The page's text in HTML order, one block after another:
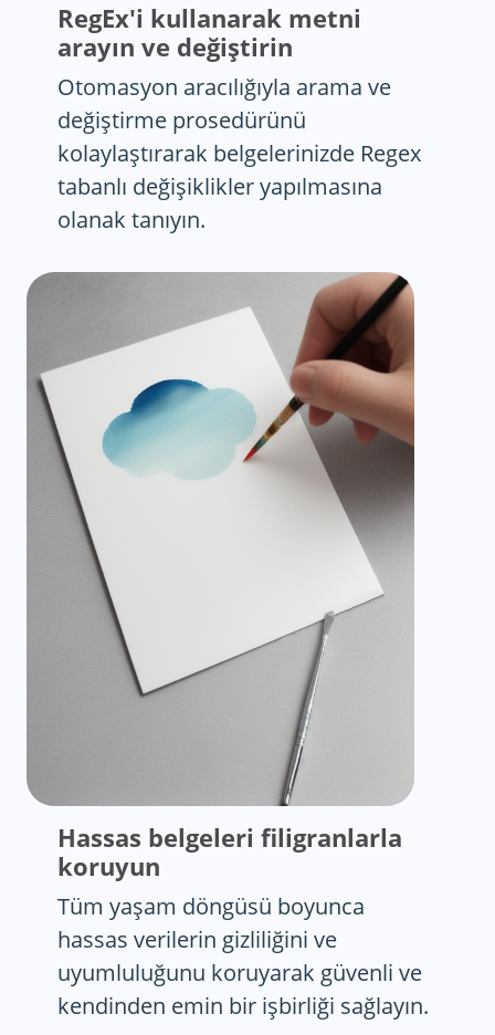
RegEx'i kullanarak metni
arayın ve değiştirin
Otomasyon aracılığıyla arama ve
değiştirme prosedürünü
kolaylaştırarak belgelerinizde Regex
tabanlı değişiklikler yapılmasına
olanak tanıyın.
Hassas belgeleri filigranlarla
koruyun
Tüm yaşam döngüsü boyunca
hassas verilerin gizliliğini ve
uyumluluğunu koruyarak güvenli ve
kendinden emin bir işbirliği sağlayın.